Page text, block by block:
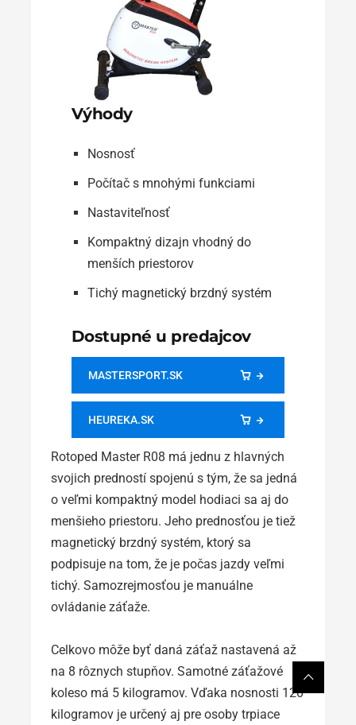
Výhody
Nosnosť
Počítač s mnohými funkciami
Nastaviteľnosť
Kompaktný dizajn vhodný do
menších priestorov
Tichý magnetický brzdný systém
Dostupné u predajcov
MASTERSPORT.SK
HEUREKA.SK
Rotoped Master R08 má jednu z hlavných
svojich predností spojenú s tým, že sa jedná
o veľmi kompaktný model hodiaci sa aj do
menšieho priestoru. Jeho prednosťou je tiež
magnetický brzdný systém, ktorý sa
podpisuje na tom, že je počas jazdy veľmi
tichý. Samozrejmosťou je manuálne
ovládanie záťaže.
Celkovo môže byť daná záťaž nastavená až
na 8 rôznych stupňov. Samotné záťažové
koleso má 5 kilogramov. Vďaka nosnosti 120
kilogramov je určený aj pre osoby trpiace